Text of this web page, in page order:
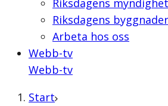
Riksdagens
Riksdagens
Arbeta hos oss
Webb-tv
Webb-tv
Start